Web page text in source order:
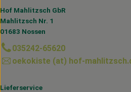
Hof Mahlitzsch GbR
Mahlitzsch Nr. 1
01683 Nossen
035242-65620
oekokiste (at) hof-
Lieferservice